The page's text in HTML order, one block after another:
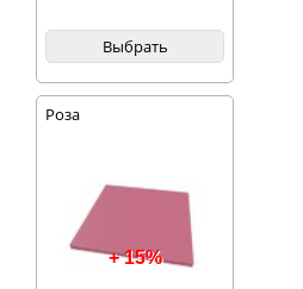
Выбрать
Роза
+ 15%